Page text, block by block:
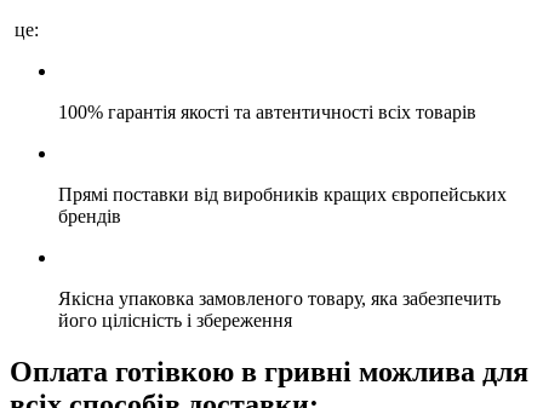
це:
100% гарантія якості та автентичності всіх товарів
Прямі поставки від виробників кращих європейських
брендів
Якісна упаковка замовленого товару, яка забезпечить
його цілісність і збереження
Оплата готівкою в гривні можлива для